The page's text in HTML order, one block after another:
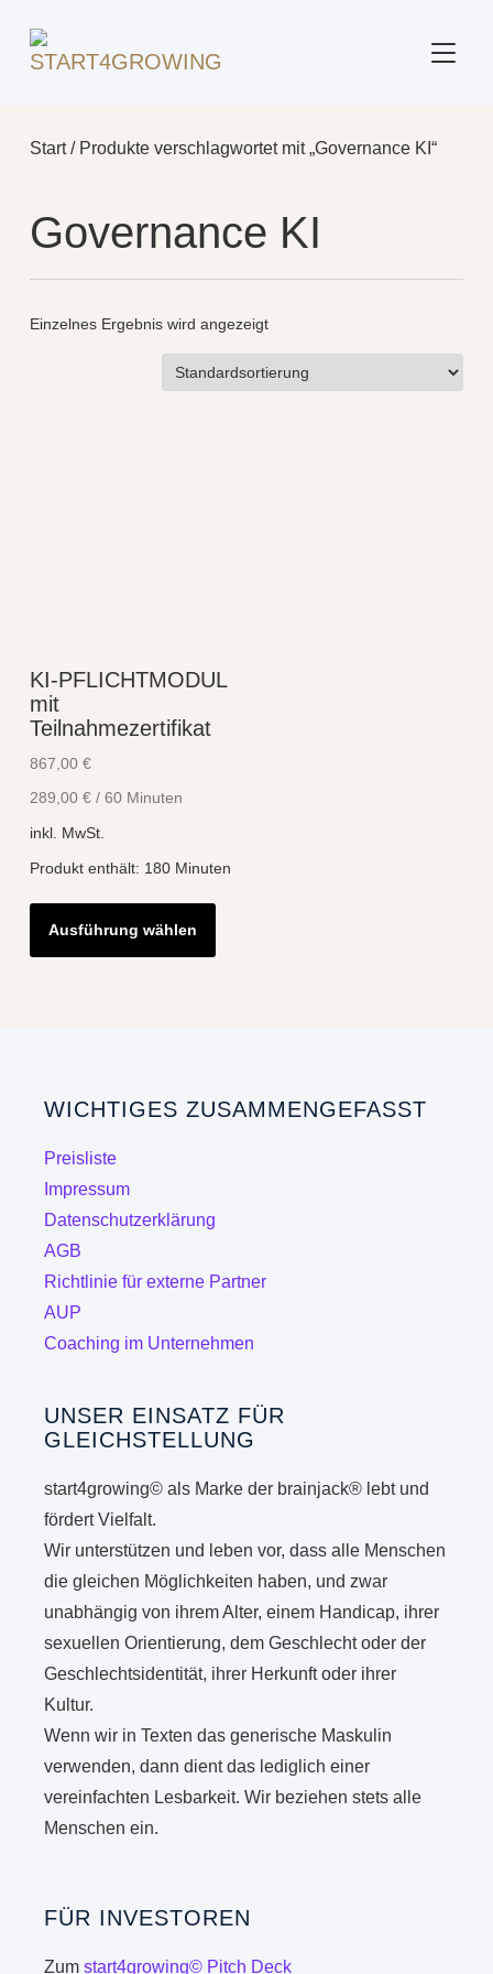
Start/ Produkte verschlagwortet mit „Governance KI“
Governance KI
Einzelnes Ergebnis wird angezeigt
KI-PFLICHTMODUL
mit
Teilnahmezertifikat
867,00 €
289,00 €/ 60 Minuten
inkl. MwSt.
Produkt enthält: 180 Minuten
Ausführung wählen
Dieses
weist
Optionen
gewählt
WICHTIGES ZUSAMMENGEFASST
Preisliste
Impressum
Datenschutzerklärung
AGB
Richtlinie für externe Partner
AUP
Coaching im Unternehmen
UNSER EINSATZ FÜR
GLEICHSTELLUNG
start4growing© als Marke der brainjack® lebt und
fördert Vielfalt.
Wir unterstützen und leben vor, dass alle Menschen
die gleichen Möglichkeiten haben, und zwar
unabhängig von ihrem Alter, einem Handicap, ihrer
sexuellen Orientierung, dem Geschlecht oder der
Geschlechtsidentität, ihrer Herkunft oder ihrer
Kultur.
Wenn wir in Texten das generische Maskulin
verwenden, dann dient das lediglich einer
vereinfachten Lesbarkeit. Wir beziehen stets alle
Menschen ein.
FÜR INVESTOREN
Zumstart4growing© Pitch Deck